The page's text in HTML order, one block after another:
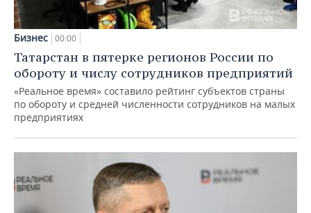
Бизнес 00:00
Татарстан в пятерке регионов России по
обороту и числу сотрудников предприятий
«Реальное время» составило рейтинг субъектов страны
по обороту и средней численности сотрудников на малых
предприятиях